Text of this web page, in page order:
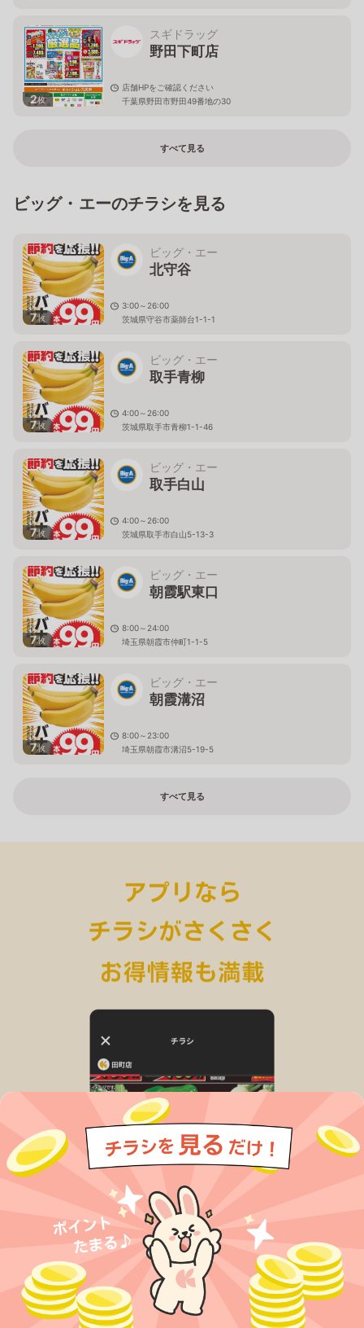
2枚
スギドラッグ
野田下町店
店舗HPをご確認ください
千葉県野田市野田49番地の30
すべて見る
ビッグ・エーのチラシを見る
7枚
ビッグ・エー
北守谷
3:00～26:00
茨城県守谷市薬師台1-1-1
7枚
ビッグ・エー
取手青柳
4:00～26:00
茨城県取手市青柳1-1-46
7枚
ビッグ・エー
取手白山
4:00～26:00
茨城県取手市白山5-13-3
7枚
ビッグ・エー
朝霞駅東口
8:00～24:00
埼玉県朝霞市仲町1-1-5
7枚
ビッグ・エー
朝霞溝沼
8:00～23:00
埼玉県朝霞市溝沼5-19-5
すべて見る